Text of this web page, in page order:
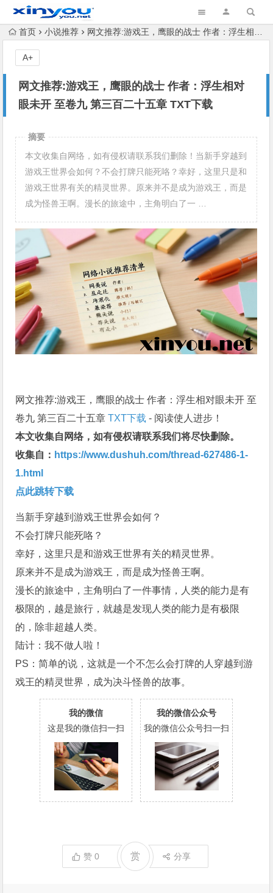
首页 小说推荐 网文推荐:游戏王，鹰眼的战士 作者：浮生相对眼未开 至卷九 第三百二十五章 TXT下载
网文推荐:游戏王，鹰眼的战士 作者：浮生相对
眼未开 至卷九 第三百二十五章 TXT下载
A+
摘要
本文收集自网络，如有侵权请联系我们删除！当新手穿越到
游戏王世界会如何？不会打牌只能死咯？幸好，这里只是和
游戏王世界有关的精灵世界。原来并不是成为游戏王，而是
成为怪兽王啊。漫长的旅途中，主角明白了一 …
网文推荐:游戏王，鹰眼的战士 作者：浮生相对眼未开 至
卷九 第三百二十五章TXT下载 - 阅读使人进步！
本文收集自网络，如有侵权请联系我们将尽快删除。
收集自： https://www.dushuh.com/thread-627486-1-
1.html
点此跳转下载
当新手穿越到游戏王世界会如何？
不会打牌只能死咯？
幸好，这里只是和游戏王世界有关的精灵世界。
原来并不是成为游戏王，而是成为怪兽王啊。
漫长的旅途中，主角明白了一件事情，人类的能力是有
极限的，越是旅行，就越是发现人类的能力是有极限
的，除非超越人类。
陆计：我不做人啦！
PS：简单的说，这就是一个不怎么会打牌的人穿越到游
戏王的精灵世界，成为决斗怪兽的故事。
我的微信
这是我的微信扫一扫
我的微信公众号
我的微信公众号扫一扫
赞0 赏 分享